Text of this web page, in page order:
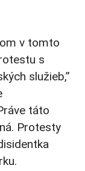
v tomto
s
služieb,”
táto
Protesty